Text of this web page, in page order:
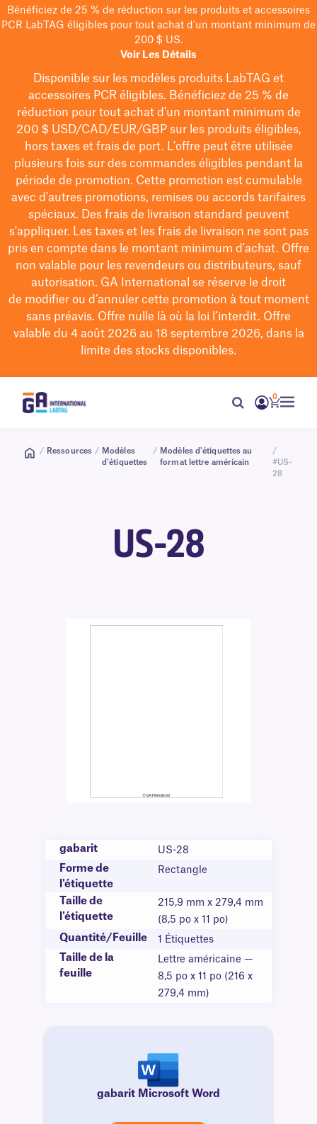
Bénéficiez de 25 % de réduction sur les produits et accessoires
PCR LabTAG éligibles pour tout achat d'un montant minimum de
200 $ US.
Voir Les Détails
Disponible sur les modèles produits LabTAG et
accessoires PCR éligibles. Bénéficiez de 25 % de
réduction pour tout achat d'un montant minimum de
200 $USD/CAD/EUR/GBPsur les produits éligibles,
hors taxes et frais de port. L'offre peut être utilisée
plusieurs fois sur des commandes éligibles pendant la
période de promotion. Cette promotion est cumulable
avec d'autres promotions, remises ou accords tarifaires
spéciaux. Des frais de livraison standard peuvent
s'appliquer. Les taxes et les frais de livraison ne sont pas
pris en compte dans le montant minimum d'achat. Offre
non valable pour les revendeurs ou distributeurs, sauf
autorisation. GA International se réserve le droit
de modifierou d’annuler cette promotion à tout moment
sans préavis. Offre nulle là où la loi l’interdit. Offre
valable du 4 août 2026 au 18 septembre 2026, dans la
limite des stocks disponibles.
0
/ Ressources / Modèles
d'étiquettes
/ Modèles d'étiquettes au
format lettre américain
/
#US-
28
US-28
gabarit US-28
Forme de
l'étiquette
Rectangle
Taille de
l'étiquette
215,9 mm x 279,4 mm
(8,5 po x 11 po)
Quantité/Feuille 1 Étiquettes
Taille de la
feuille
Lettre américaine —
8,5 po x 11 po (216 x
279,4 mm)
gabarit Microsoft Word